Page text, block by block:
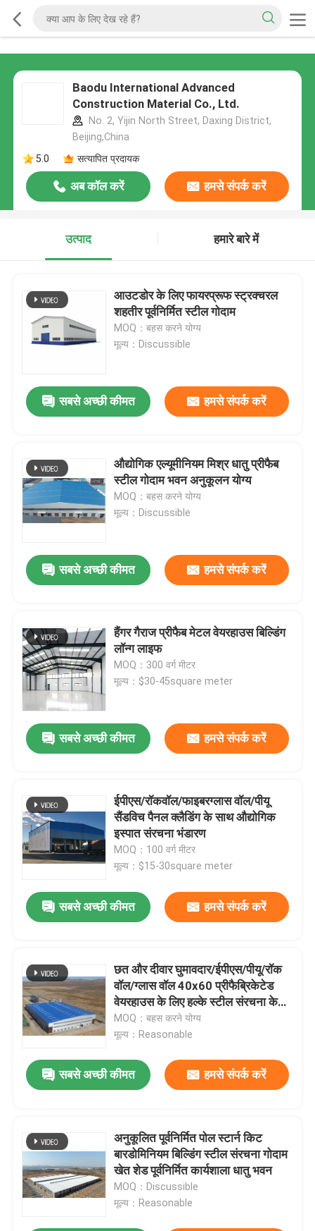
Baodu International Advanced
Construction Material Co., Ltd.
No. 2, Yijin North Street, Daxing District,
Beijing,China
5.0
सत्यापित प्रदायक
अब कॉल करें हमसे संपर्क करें
उत्पाद हमारे बारे में
आउटडोर के लिए फायरप्रूफ स्ट्रक्चरल
शहतीर पूर्वनिर्मित स्टील गोदाम
MOQ：बहस करने योग्य
मूल्य：Discussible
सबसे अच्छी कीमत हमसे संपर्क करें
औद्योगिक एल्यूमीनियम मिश्र धातु प्रीफैब
स्टील गोदाम भवन अनुकूलन योग्य
MOQ：बहस करने योग्य
मूल्य：Discussible
सबसे अच्छी कीमत हमसे संपर्क करें
हैंगर गैराज प्रीफैब मेटल वेयरहाउस बिल्डिंग
लॉन्ग लाइफ
MOQ：300 वर्ग मीटर
मूल्य：$30-45square meter
सबसे अच्छी कीमत हमसे संपर्क करें
ईपीएस/रॉकवॉल/फाइबरग्लास वॉल/पीयू
सैंडविच पैनल क्लैडिंग के साथ औद्योगिक
इस्पात संरचना भंडारण
MOQ：100 वर्ग मीटर
मूल्य：$15-30square meter
सबसे अच्छी कीमत हमसे संपर्क करें
छत और दीवार घुमावदार/ईपीएस/पीयू/रॉक
वॉल/ग्लास वॉल 40x60 प्रीफैब्रिकेटेड
वेयरहाउस के लिए हल्के स्टील संरचना के
साथ स्टील बिल्डिंग
MOQ：बहस करने योग्य
मूल्य：Reasonable
सबसे अच्छी कीमत हमसे संपर्क करें
अनुकूलित पूर्वनिर्मित पोल स्टार्न किट
बारडोमिनियम बिल्डिंग स्टील संरचना गोदाम
खेत शेड पूर्वनिर्मित कार्यशाला धातु भवन
MOQ：Discussible
मूल्य：Reasonable